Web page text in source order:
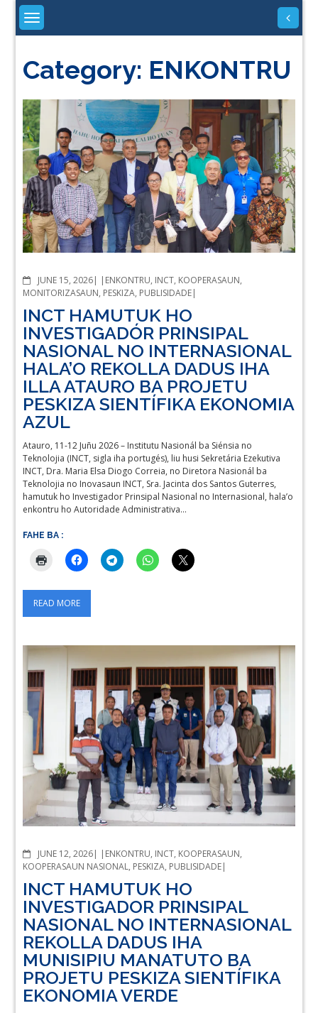
Skip
content
Category: ENKONTRU
JUNE 15, 2026 COMMENTS
ENKONTRU, INCT, KOOPERASAUN,
MONITORIZASAUN, PESKIZA, PUBLISIDADE
INCT HAMUTUK HO
INVESTIGADÓR PRINSIPAL
NASIONAL NO INTERNASIONAL
HALA’O REKOLLA DADUS IHA
ILLA ATAURO BA PROJETU
PESKIZA SIENTÍFIKA EKONOMIA
AZUL
Atauro, 11-12 Juñu 2026 – Institutu Nasionál ba Siénsia no
Teknolojia (INCT, sigla iha portugés), liu husi Sekretária Ezekutiva
INCT, Dra. Maria Elsa Diogo Correia, no Diretora Nasionál ba
Teknolojia no Inovasaun INCT, Sra. Jacinta dos Santos Guterres,
hamutuk ho Investigador Prinsipal Nasional no Internasional, hala’o
enkontru ho Autoridade Administrativa…
FAHE BA :
READ MORE
JUNE 12, 2026 COMMENTS
ENKONTRU, INCT, KOOPERASAUN,
KOOPERASAUN NASIONAL, PESKIZA, PUBLISIDADE
INCT HAMUTUK HO
INVESTIGADOR PRINSIPAL
NASIONAL NO INTERNASIONAL
REKOLLA DADUS IHA
MUNISIPIU MANATUTO BA
PROJETU PESKIZA SIENTÍFIKA
EKONOMIA VERDE